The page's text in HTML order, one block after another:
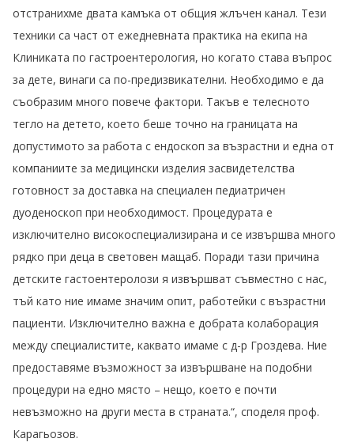
отстранихме двата камъка от общия жлъчен канал. Тези
техники са част от ежедневната практика на екипа на
Клиниката по гастроентерология, но когато става въпрос
за дете, винаги са по-предизвикателни. Необходимо е да
съобразим много повече фактори. Такъв е телесното
тегло на детето, което беше точно на границата на
допустимото за работа с ендоскоп за възрастни и една от
компаниите за медицински изделия засвидетелства
готовност за доставка на специален педиатричен
дуоденоскоп при необходимост. Процедурата е
изключително високоспециализирана и се извършва много
рядко при деца в световен мащаб. Поради тази причина
детските гастоентеролози я извършват съвместно с нас,
тъй като ние имаме значим опит, работейки с възрастни
пациенти. Изключително важна е добрата колаборация
между специалистите, каквато имаме с д-р Гроздева. Ние
предоставяме възможност за извършване на подобни
процедури на едно място – нещо, което е почти
невъзможно на други места в страната.“, споделя проф.
Карагьозов.